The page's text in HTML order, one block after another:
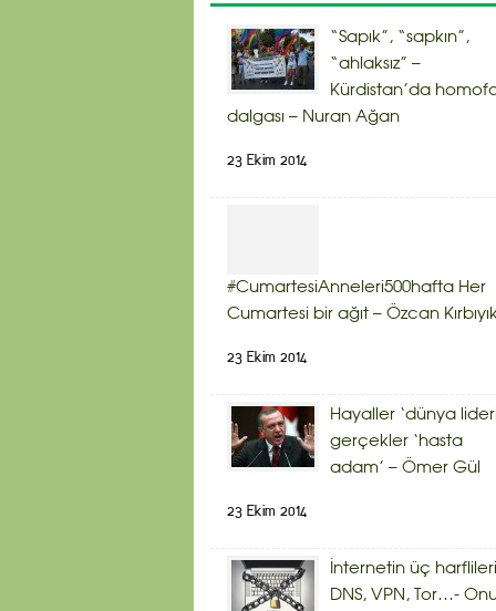
“Sapık”, “sapkın”,
“ahlaksız” –
Kürdistan’da
dalgası – Nuran Ağan
23 Ekim 2014
#CumartesiAnneleri500hafta Her
Cumartesi bir ağıt – Özcan
23 Ekim 2014
Hayaller ‘dünya
gerçekler ‘hasta
adam’ – Ömer Gül
23 Ekim 2014
İnternetin üç
DNS, VPN, Tor…-